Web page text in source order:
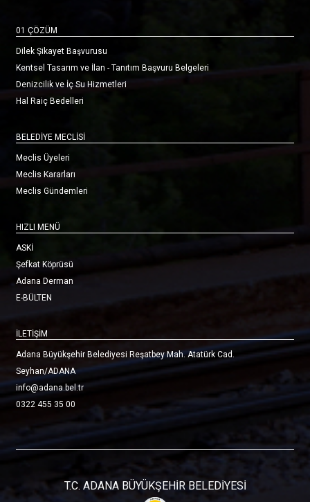
01 ÇÖZÜM
Dilek Şikayet Başvurusu
Kentsel Tasarım ve İlan - Tanıtım Başvuru Belgeleri
Denizcilik ve İç Su Hizmetleri
Hal Raiç Bedelleri
BELEDİYE MECLİSİ
Meclis Üyeleri
Meclis Kararları
Meclis Gündemleri
HIZLI MENÜ
ASKİ
Şefkat Köprüsü
Adana Derman
E-BÜLTEN
İLETİŞİM
Adana Büyükşehir Belediyesi Reşatbey Mah. Atatürk Cad.
Seyhan/ADANA
info@adana.bel.tr
0322 455 35 00
T.C. ADANA BÜYÜKŞEHİR BELEDİYESİ